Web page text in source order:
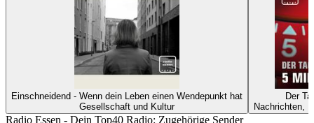
Einschneidend - Wenn dein Leben einen Wendepunkt hat
Gesellschaft und Kultur
Der
Nachrichten,
Radio Essen - Dein Top40 Radio: Zugehörige Sender